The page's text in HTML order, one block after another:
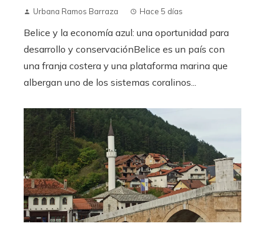
Urbana Ramos Barraza Hace 5 días
Belice y la economía azul: una oportunidad para
desarrollo y conservaciónBelice es un país con
una franja costera y una plataforma marina que
albergan uno de los sistemas coralinos...